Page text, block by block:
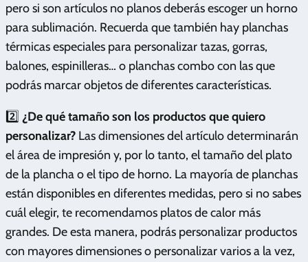
pero si son artículos no planos deberás escoger un horno
para sublimación. Recuerda que también hay planchas
térmicas especiales para personalizar tazas, gorras,
balones, espinilleras… o planchas combo con las que
podrás marcar objetos de diferentes características.
2️⃣ ¿De qué tamaño son los productos que quiero
personalizar? Las dimensiones del artículo determinarán
el área de impresión y, por lo tanto, el tamaño del plato
de la plancha o el tipo de horno. La mayoría de planchas
están disponibles en diferentes medidas, pero si no sabes
cuál elegir, te recomendamos platos de calor más
grandes. De esta manera, podrás personalizar productos
con mayores dimensiones o personalizar varios a la vez,